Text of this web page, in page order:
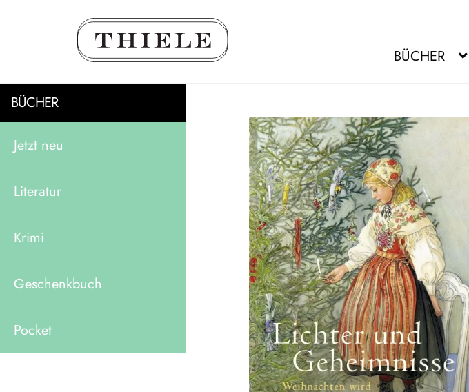
BÜCHER
BÜCHER
Jetzt neu
Literatur
Krimi
Geschenkbuch
Pocket